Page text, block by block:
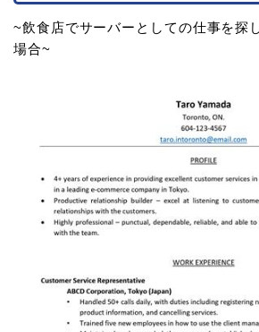
~飲食店でサーバーとしての仕事を探
場合~